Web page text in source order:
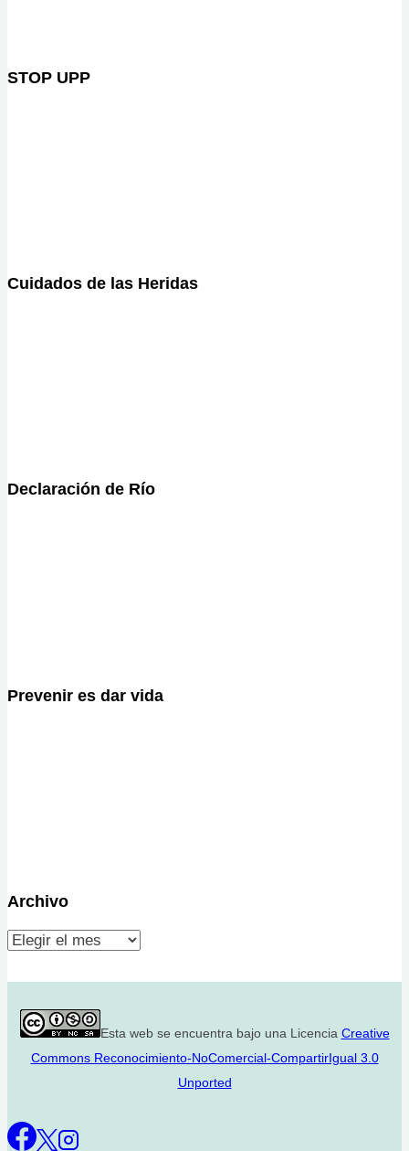
STOP UPP
Cuidados de las Heridas
Declaración de Río
Prevenir es dar vida
Archivo
Archivo
Esta web se encuentra bajo una Licencia Creative
Commons Reconocimiento-NoComercial-CompartirIgual 3.0
Unported